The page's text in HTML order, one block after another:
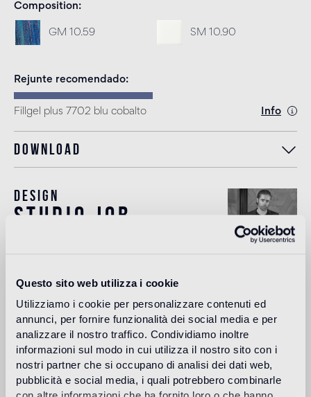
Questo sito web utilizza i cookie
Utilizziamo i cookie per personalizzare contenuti ed
annunci, per fornire funzionalità dei social media e per
analizzare il nostro traffico. Condividiamo inoltre
informazioni sul modo in cui utilizza il nostro sito con i
nostri partner che si occupano di analisi dei dati web,
pubblicità e social media, i quali potrebbero combinarle
Composition
GM 10.59 SM 10.90
Rejunte recomendado
Fillgel plus 7702 blu cobalto Info
Download
Design
studio job
Studio Job is a ground-breaking art and design studio
based in the Netherlands and Milan. Led by Job Smeets a
pioneer of contemporary conceptual and sculptural art and
design, he founded Studio Job in 1998 in the renaissance
spirit, combining traditional and modern techniques to
produce once-in-a-lifetime objects. Smeets leads a team
projects and works in their atelier in the Netherlands. The
studio works across art, interiors and design with a vast